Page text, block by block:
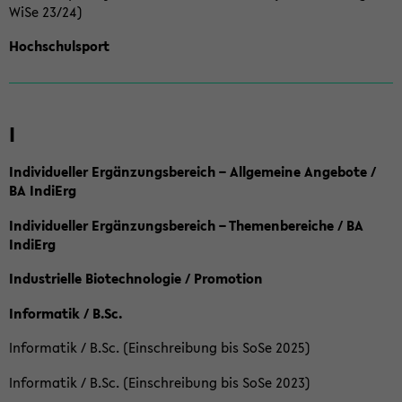
WiSe 23/24)
Hochschulsport
I
Individueller Ergänzungsbereich – Allgemeine Angebote /
BA IndiErg
Individueller Ergänzungsbereich – Themenbereiche / BA
IndiErg
Industrielle Biotechnologie / Promotion
Informatik / B.Sc.
Informatik / B.Sc. (Einschreibung bis SoSe 2025)
Informatik / B.Sc. (Einschreibung bis SoSe 2023)